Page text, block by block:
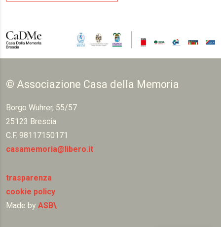
© Associazione Casa della Memoria
Borgo Wuhrer, 55/57
25123 Brescia
C.F. 98117150171
casamemoria@libero.it
trasparenza
cookie policy
Made by ASB\